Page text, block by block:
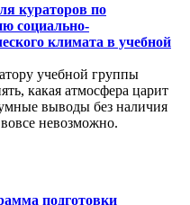
кураторов по
социально-
климата в учебной
учебной группы
какая атмосфера царит
выводы без наличия
невозможно.
подготовки